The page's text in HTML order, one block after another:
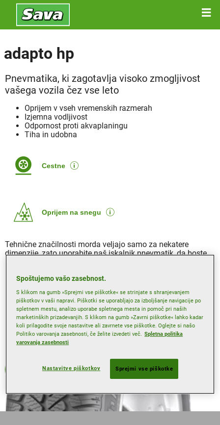
adapto hp
Pnevmatika, ki zagotavlja visoko zmogljivost
vašega vozila čez vse leto
Oprijem v vseh vremenskih razmerah
Izjemna vodljivost
Odpornost proti akvaplaningu
Tiha in udobna
Cestne
Oprijem na snegu
Tehnične značilnosti morda veljajo samo za nekatere
dimenzije, zato uporabite naš iskalnik pnevmatik, da boste
Celoletne
Spoštujemo vašo zasebnost.
S klikom na gumb »Sprejmi vse piškotke« se strinjate s shranjevanjem
piškotkov v vaši napravi. Piškotki se uporabljajo za izboljšanje navigacije po
spletnem mestu, analizo uporabe spletnega mesta in pomoč pri naših
marketinških prizadevanjih. S klikom na gumb »Zavrni piškotke« lahko kadar
koli prilagodite svoje nastavitve ali zavrnete vse piškotke. Oglejte si našo
Politiko varovanja zasebnosti, če želite izvedeti več. Spletna politika
varovanja zasebnosti
Nastavitve piškotkov Sprejmi vse piškotke